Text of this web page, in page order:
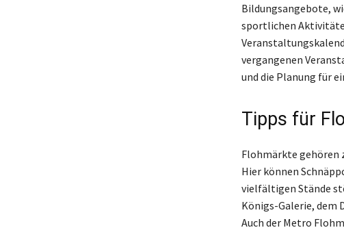
Bildungsangebote,
sportlichen
vergangenen
und die Planung für
Tipps für
Flohmärkte gehören
Hier können
vielfältigen Stände
Königs-Galerie, dem
Auch der Metro